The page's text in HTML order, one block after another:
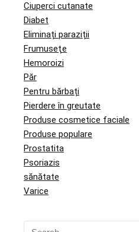
Ciuperci cutanate
Diabet
Eliminați paraziții
Frumuseţe
Hemoroizi
Păr
Pentru bărbați
Pierdere în greutate
Produse cosmetice faciale
Produse populare
Prostatita
Psoriazis
sănătate
Varice